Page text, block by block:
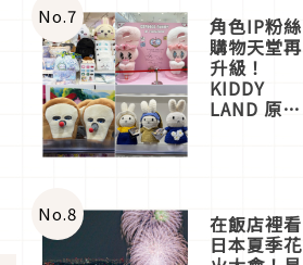
一同給出了
答案
No.7 角色IP粉絲
購物天堂再
升級！
KIDDY
LAND 原宿
店3分即達
No.8 在飯店裡看
日本夏季花